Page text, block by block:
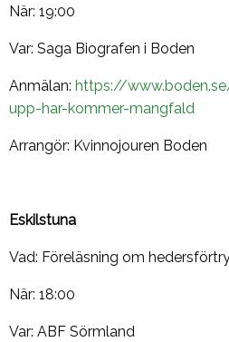
När: 19:00
Var: Saga Biografen i Boden
Anmälan: https://
upp-har-kommer-mangfald
Arrangör: Kvinnojouren Boden
Eskilstuna
Vad: Föreläsning om
När: 18:00
Var: ABF Sörmland